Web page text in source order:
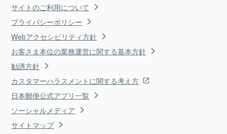
サイトのご利用について
プライバシーポリシー
Webアクセシビリティ方針
お客さま本位の業務運営に関する基本方針
勧誘方針
カスタマーハラスメントに関する考え方
日本郵便公式アプリ一覧
ソーシャルメディア
サイトマップ